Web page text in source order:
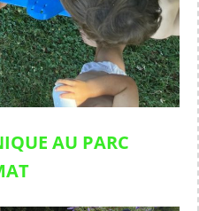
AU PARC